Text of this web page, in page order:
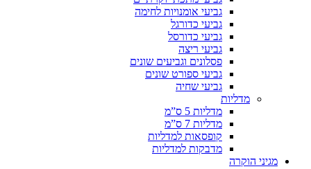
גביעי אומנויות לחימה
גביעי כדורגל
גביעי כדורסל
גביעי ריצה
פסלונים וגביעים שונים
גביעי ספורט שונים
גביעי שחיה
מדליות
מדליות 5 ס”מ
מדליות 7 ס”מ
קופסאות למדליות
מדבקות למדליות
מגיני הוקרה